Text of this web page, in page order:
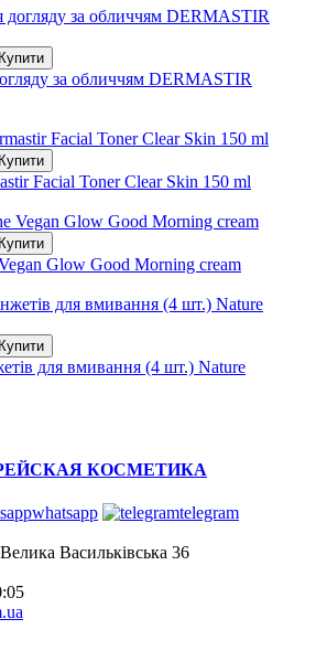
Купити
за обличчям DERMASTIR
Купити
Facial Toner Clear Skin 150 ml
Купити
Glow Good Morning cream
Купити
для вмивання (4 шт.) Nature
КОСМЕТИКА
whatsapp
telegram
Васильківська 36